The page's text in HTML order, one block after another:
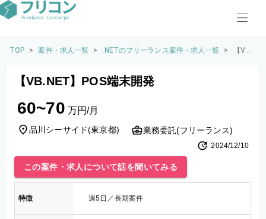
TOP > 案件・求人一覧 > .NETのフリーランス案件・求人一覧 >
【VB.
【VB.NET】POS端末開発
60~70 万円/月
品川シーサイド(東京都) 業務委託(フリーランス)
2024/12/10
この案件・求人について話を聞いてみる
特徴 週5日／長期案件